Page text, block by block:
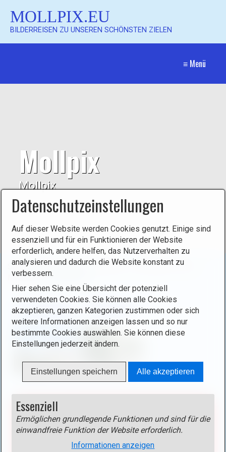
MOLLPIX.EU
BILDERREISEN ZU UNSEREN SCHÖNSTEN ZIELEN
≡ Menü
Mollpix
Mollpix
Sie befinden sich hier:Startseite / Luxemburg / Orte
Müllerthal / Breidweiler
Breidweiler - Präiteler
Blockierter Inhalt!
Aktivieren Sie das CookieExterne Medien >
Google Mapsum diesen Inhalt anzuzeigen!
Anbieter: Google
Datenschutzeinstellungen
Auf dieser Website werden Cookies genutzt. Einige sind
essenziell und für ein Funktionieren der Website
erforderlich, andere helfen, das Nutzerverhalten zu
analysieren und dadurch die Website konstant zu
verbessern.
Hier sehen Sie eine Übersicht der potenziell
verwendeten Cookies. Sie können alle Cookies
akzeptieren, ganzen Kategorien zustimmen oder sich
weitere Informationen anzeigen lassen und so nur
bestimmte Cookies auswählen. Sie können diese
Einstellungen jederzeit ändern.
Einstellungen speichern Alle akzeptieren
Essenziell
Ermöglichen grundlegende Funktionen und sind für die
einwandfreie Funktion der Website erforderlich.
Informationen anzeigen